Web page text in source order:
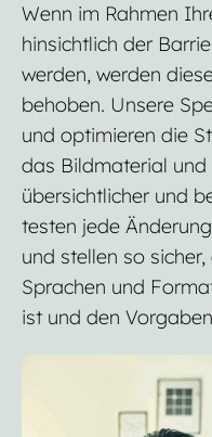
Wenn im Rahmen
hinsichtlich der
werden, werden
behoben. Unsere
und optimieren die
das Bildmaterial
übersichtlicher und
testen jede
und stellen so
Sprachen und
ist und den